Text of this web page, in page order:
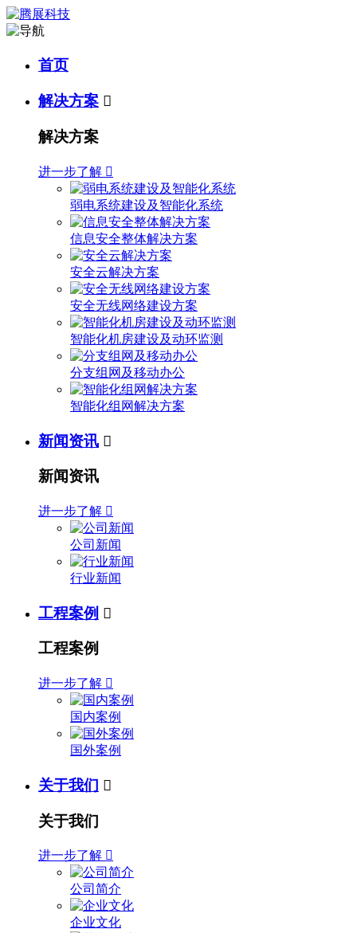
首页
解决方案 
解决方案
进一步了解 
弱电系统建设及智能化系统
信息安全整体解决方案
安全云解决方案
安全无线网络建设方案
智能化机房建设及动环监测
分支组网及移动办公
智能化组网解决方案
新闻资讯 
新闻资讯
进一步了解 
公司新闻
行业新闻
工程案例 
工程案例
进一步了解 
国内案例
国外案例
关于我们 
关于我们
进一步了解 
公司简介
企业文化